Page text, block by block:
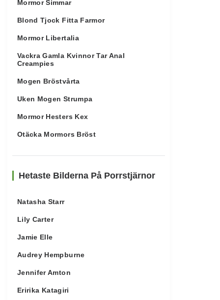
Mormor Simmar
Blond Tjock Fitta Farmor
Mormor Libertalia
Vackra Gamla Kvinnor Tar Anal
Creampies
Mogen Bröstvårta
Uken Mogen Strumpa
Mormor Hesters Kex
Otäcka Mormors Bröst
Hetaste Bilderna På Porrstjärnor
Natasha Starr
Lily Carter
Jamie Elle
Audrey Hempburne
Jennifer Amton
Eririka Katagiri